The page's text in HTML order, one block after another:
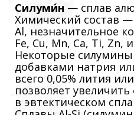
Силуми́н — сплав
Химический состав
Al, незначительное
Fe, Cu, Mn, Ca, Ti, Zn,
Некоторые
добавками натрия
всего 0,05% лития
позволяет
в эвтектическом